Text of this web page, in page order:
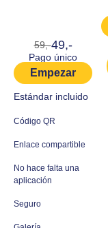
59,-49,-
Pago único
Empezar
Estándar incluido
Código QR
Enlace compartible
No hace falta una
aplicación
Seguro